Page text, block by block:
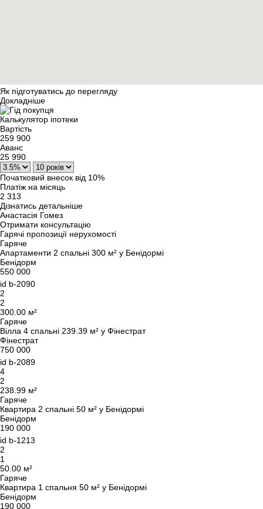
Як підготуватись до перегляду
Докладніше
Калькулятор іпотеки
Вартість
259 900
Аванс
25 990
Початковий внесок від 10%
Платіж на місяць
2 313
Дізнатись детальніше
Анастасія Гомез
Отримати консультацію
Гарячі пропозиції нерухомості
Гаряче
Апартаменти 2 спальні 300 м² у Бенідормі
Бенідорм
550 000
id b-2090
2
2
300.00 м²
Гаряче
Вілла 4 спальні 239.39 м² у Фінестрат
Фінестрат
750 000
id b-2089
4
2
238.99 м²
Гаряче
Квартира 2 спальні 50 м² у Бенідормі
Бенідорм
190 000
id b-1213
2
1
50.00 м²
Гаряче
Квартира 1 спальня 50 м² у Бенідормі
Бенідорм
190 000